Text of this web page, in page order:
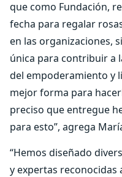
que como Fundación,
fecha para regalar
en las organizaciones,
única para contribuir a
del empoderamiento y
mejor forma para
preciso que entregue
para esto”, agrega
“Hemos diseñado
y expertas reconocidas